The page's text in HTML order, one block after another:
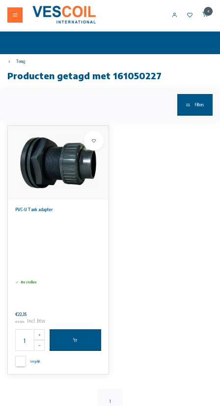
0
Terug
Producten getagd met 161050227
Filters
PVC-U Tank adapter
Bestellen
€22,35
€27,04 Incl. btw
Vergelijk
1